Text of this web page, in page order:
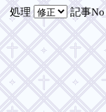
処理 記事